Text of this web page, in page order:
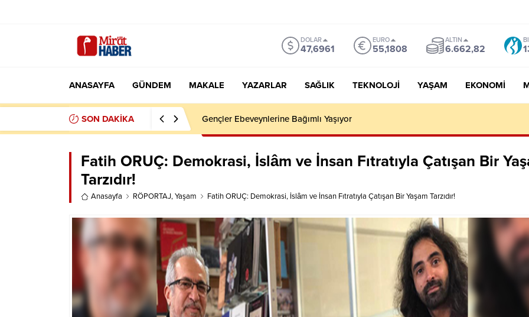
DOLAR
47,6961
EURO
55,1808
ALTIN
6.662,82
ANASAYFA GÜNDEM MAKALE YAZARLAR SAĞLIK TEKNOLOJI YAŞAM EKONOMI
SON DAKİKA Mücteba Hamaney, Heran Ölebilir!
Fatih ORUÇ: Demokrasi, İslâm ve İnsan Fıtratıyla Çatışan Bir
Tarzıdır!
Anasayfa RÖPORTAJ,Yaşam Fatih ORUÇ: Demokrasi, İslâm ve İnsan Fıtratıyla Çatışan Bir Yaşam Tarzıdır!